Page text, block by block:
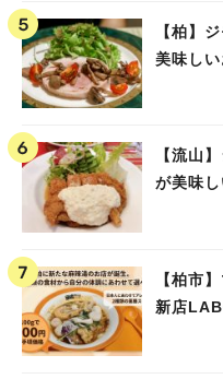
【柏】
美味し
【流山
が美味
【柏市
新店